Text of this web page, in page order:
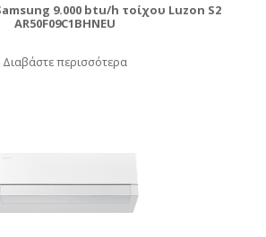
9.000 btu/h τοίχου Luzon S2
AR50F09C1BHNEU
Διαβάστε περισσότερα